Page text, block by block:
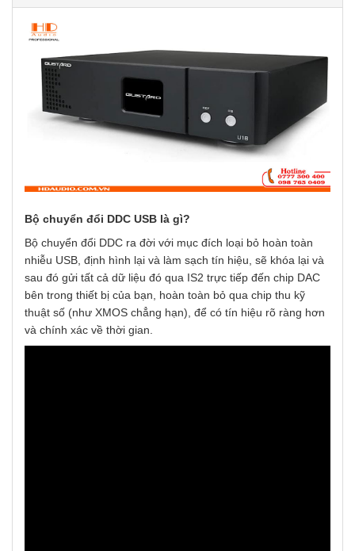
Bộ chuyển đổi DDC USB là gì?
Bộ chuyển đổi DDC ra đời với mục đích loại bỏ hoàn toàn
nhiễu USB, định hình lại và làm sạch tín hiệu, sẽ khóa lại và
sau đó gửi tất cả dữ liệu đó qua IS2 trực tiếp đến chip DAC
bên trong thiết bị của bạn, hoàn toàn bỏ qua chip thu kỹ
thuật số (như XMOS chẳng hạn), để có tín hiệu rõ ràng hơn
và chính xác về thời gian.